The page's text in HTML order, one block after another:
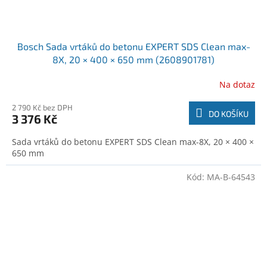
Bosch Sada vrtáků do betonu EXPERT SDS Clean max-
8X, 20 × 400 × 650 mm (2608901781)
Na dotaz
2 790 Kč bez DPH
3 376 Kč DO KOŠÍKU
Sada vrtáků do betonu EXPERT SDS Clean max-8X, 20 × 400 ×
650 mm
Kód: MA-B-64543